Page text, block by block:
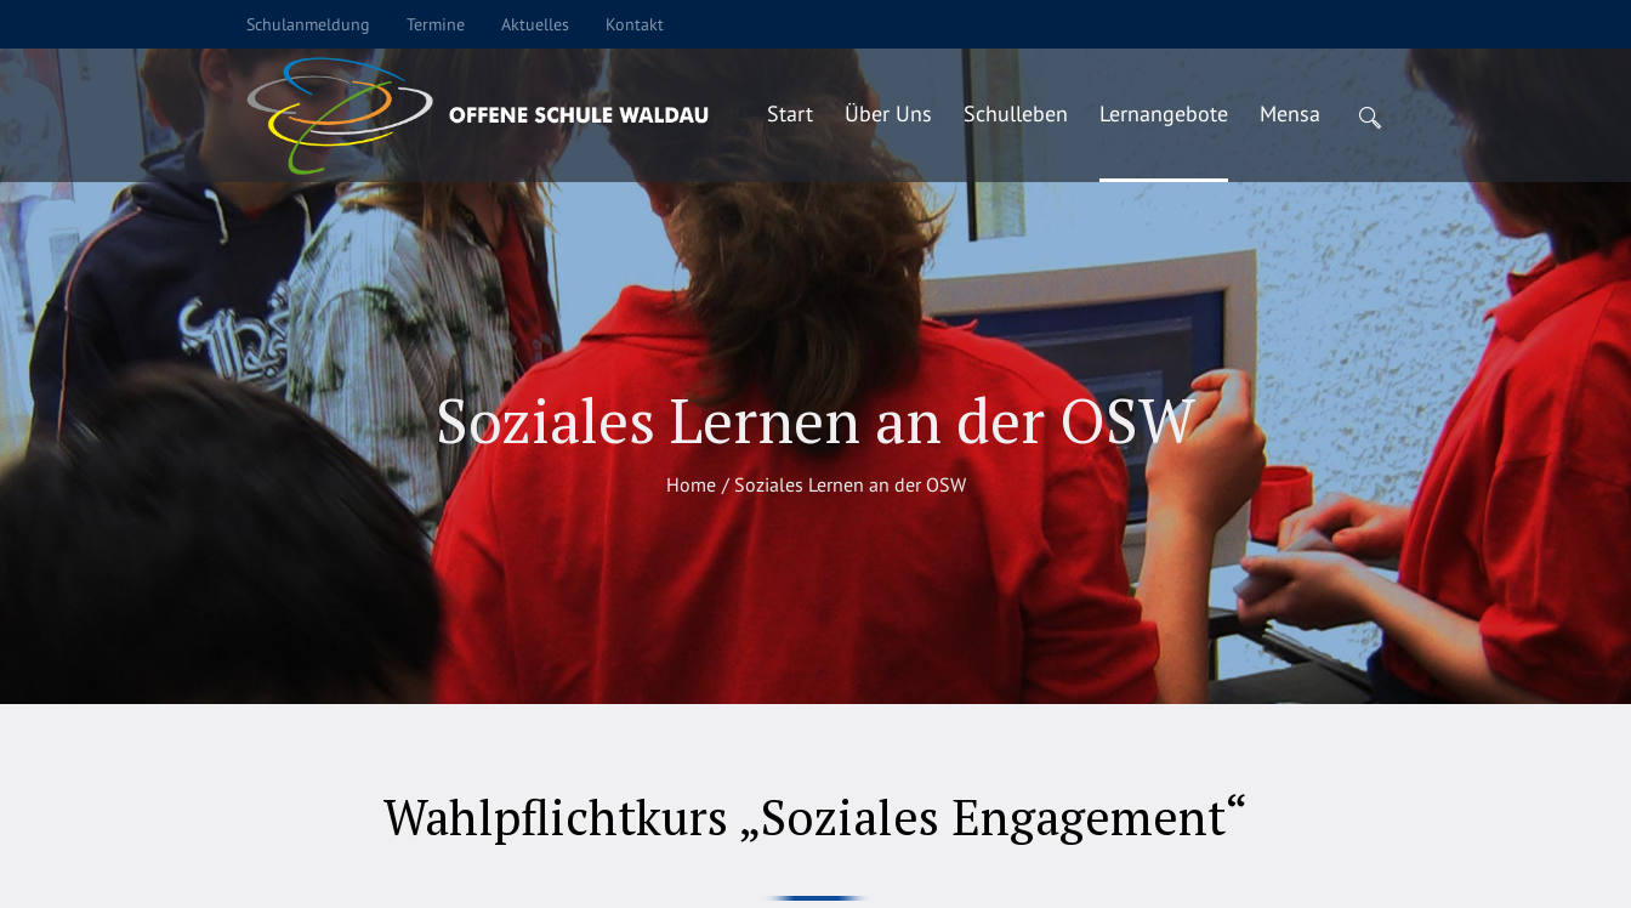
Schulanmeldung Termine Aktuelles Kontakt
Start Über Uns Schulleben Lernangebote Mensa
Soziales Lernen an der OSW
Home /Soziales Lernen an der OSW
Wahlpflichtkurs „Soziales Engagement“